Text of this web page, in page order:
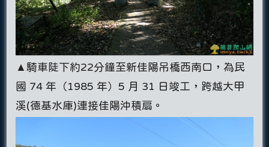
▲騎車陡下約22分鐘至新佳陽吊橋西南口，為民
國 74 年（1985 年）5 月 31 日竣工，跨越大甲
溪(德基水庫)連接佳陽沖積扇。